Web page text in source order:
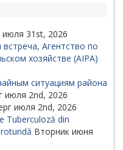
июля 31st, 2026
Агентство по
хозяйстве (AIPA)
ситуациям района
июля 2nd, 2026
июля 2nd, 2026
Tuberculoză din
Вторник июня